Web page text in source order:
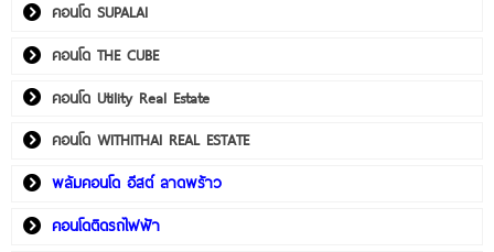
คอนโด SUPALAI
คอนโด THE CUBE
คอนโด Utility Real Estate
คอนโด WITHITHAI REAL ESTATE
พลัมคอนโด อีสต์ ลาดพร้าว
คอนโดติดรถไฟฟ้า